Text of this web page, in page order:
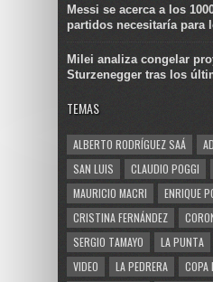
Messi se acerca a los
partidos necesitaría para
Milei analiza congelar
Sturzenegger tras los
TEMAS
ALBERTO RODRÍGUEZ SAÁ
SAN LUIS
CLAUDIO POGGI
MAURICIO MACRI
ENRIQUE
CRISTINA FERNÁNDEZ
SERGIO TAMAYO
LA PUNTA
VIDEO
LA PEDRERA COPA